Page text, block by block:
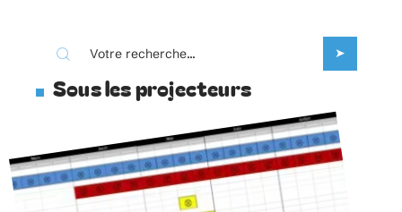
Sous les projecteurs